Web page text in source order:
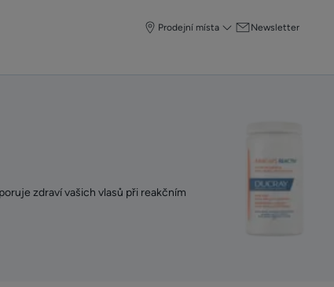
Prodejní místa Newsletter
zdraví vašich vlasů při reakčním